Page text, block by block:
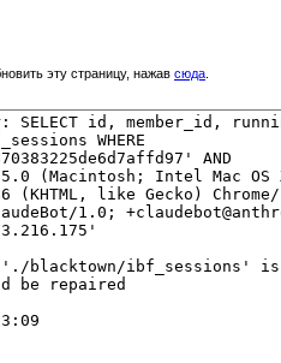
эту страницу, нажав сюда